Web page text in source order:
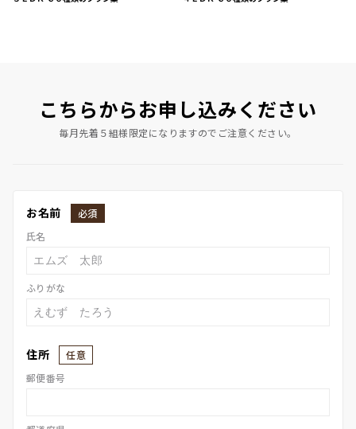
こちらからお申し込みください
毎月先着５組様限定になりますのでご注意ください。
お名前
必須
氏名
ふりがな
住所
任意
郵便番号